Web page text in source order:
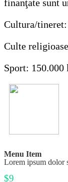
finanţate sunt
Cultura/
Culte
Sport: 150.000
Menu Item
Lorem ipsum dolor
$9